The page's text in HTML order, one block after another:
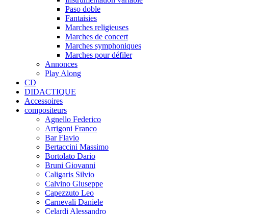
Paso doble
Fantaisies
Marches religieuses
Marches de concert
Marches symphoniques
Marches pour défiler
Annonces
Play Along
CD
DIDACTIQUE
Accessoires
compositeurs
Agnello Federico
Arrigoni Franco
Bar Flavio
Bertaccini Massimo
Bortolato Dario
Bruni Giovanni
Caligaris Silvio
Calvino Giuseppe
Capezzuto Leo
Carnevali Daniele
Celardi Alessandro